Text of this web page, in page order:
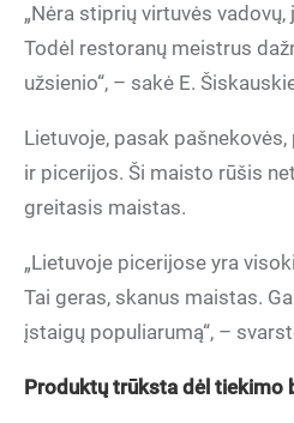
„Nėra stiprių virtuvės
Todėl restoranų meistrus
užsienio“, – sakė E.
Lietuvoje, pasak
ir picerijos. Ši maisto rūšis
greitasis maistas.
„Lietuvoje picerijose yra
Tai geras, skanus maistas.
įstaigų populiarumą“, –
Produktų trūksta dėl tiekimo